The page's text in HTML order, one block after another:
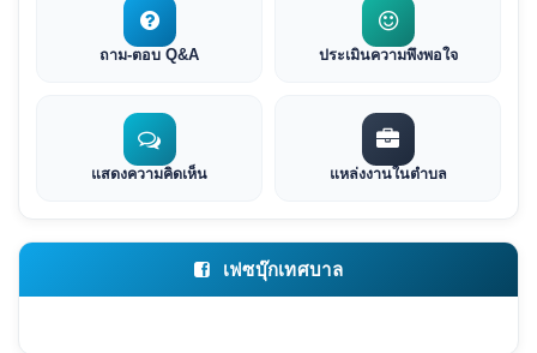
ถาม-ตอบ Q&A ประเมินความพึงพอใจ
แสดงความคิดเห็น แหล่งงานในตำบล
เฟซบุ๊กเทศบาล